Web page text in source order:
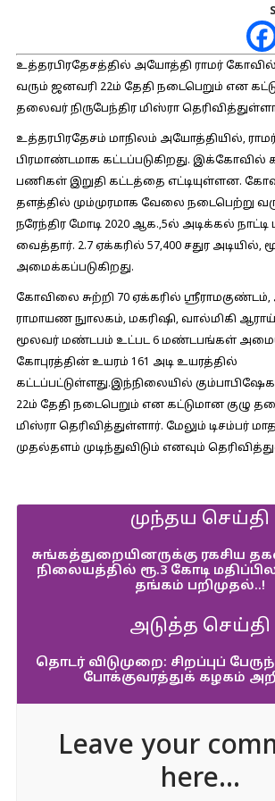
உத்தரபிரதேசத்தில் அயோத்தி ராமர்
வரும் ஜனவரி 22ம் தேதி நடைபெறும் என
தலைவர் நிருபேந்திர மிஸ்ரா
உத்தரபிரதேசம் மாநிலம் அயோத்தியில்,
பிரமாண்டமாக கட்டப்படுகிறது. இக்கோவில்
பணிகள் இறுதி கட்டத்தை எட்டியுள்ளன.
தளத்தில் மும்முரமாக வேலை நடைபெற்று
நரேந்திர மோடி 2020 ஆக.,5ல் அடிக்கல்
வைத்தார். 2.7 ஏக்கரில் 57,400 சதுர
அமைக்கப்படுகிறது.
கோவிலை சுற்றி 70 ஏக்கரில்
ராமாயண நுாலகம், மகரிஷி, வால்மிகி
மூலவர் மண்டபம் உட்பட 6 மண்டபங்கள்
கோபுரத்தின் உயரம் 161 அடி உயரத்தில்
கட்டப்பட்டுள்ளது.இந்நிலையில்
22ம் தேதி நடைபெறும் என கட்டுமான குழு
மிஸ்ரா தெரிவித்துள்ளார். மேலும் டிசம்பர்
முதல்தளம் முடிந்துவிடும் எனவும்
முந்தய செய்தி
சுங்கத்துறையினருக்கு ரகசிய
நிலையத்தில் ரூ.3 கோடி
தங்கம் பறிமுதல்..!
அடுத்த செய்தி
தொடர் விடுமுறை: சிறப்புப்
போக்குவரத்துக் கழகம்
Leave your
here...